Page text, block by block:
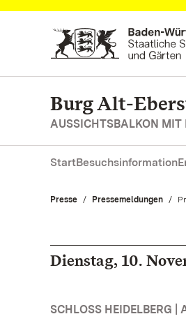
Zum Hauptinhalt springen
Burg Alt-
AUSSICHTSBALKON MIT
StartBesuchsinformation
Presse Pressemeldungen
Dienstag, 10.
SCHLOSS HEIDELBERG |